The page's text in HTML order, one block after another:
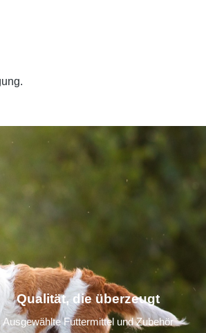
Qualität, die überzeugt
Ausgewählte Futtermittel und Zubehör